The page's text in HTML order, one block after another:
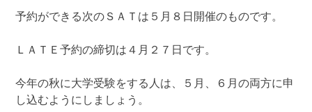
予約ができる次のＳＡＴは５月８日開催のものです。
ＬＡＴＥ予約の締切は４月２７日です。
今年の秋に大学受験をする人は、５月、６月の両方に申
し込むようにしましょう。